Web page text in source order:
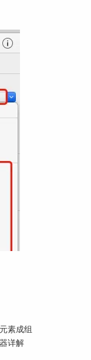
素成组
详解